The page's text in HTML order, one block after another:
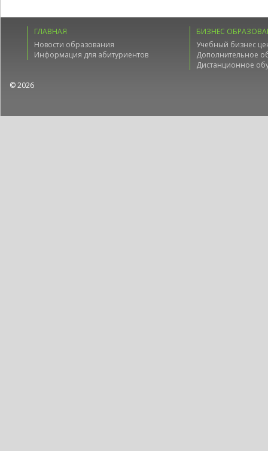
ГЛАВНАЯ
Новости образования
Информация для абитуриентов
БИЗНЕС
Учебный бизнес
Дополнительное
Дистанционное
© 2026